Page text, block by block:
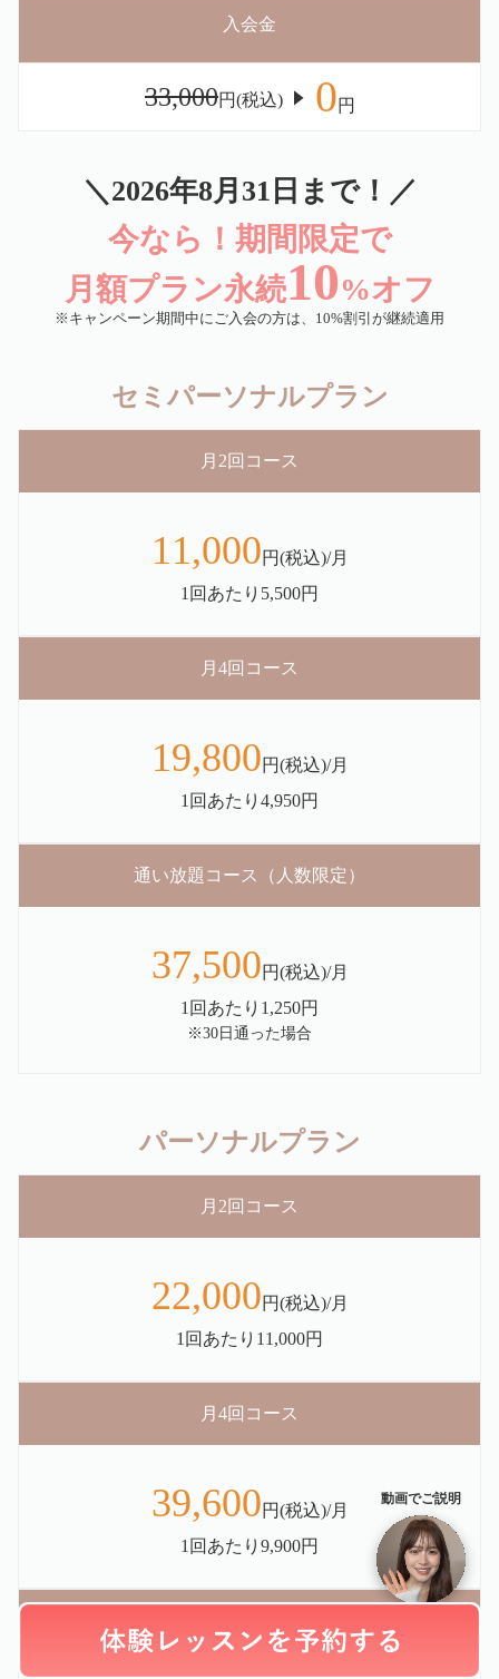
入会金
33,000円(税込) 0円
＼2026年8月31日まで！／
今なら！期間限定で
月額プラン永続10%オフ
※キャンペーン期間中にご入会の方は、10%割引が継続適用
セミパーソナルプラン
月2回コース
11,000円(税込)/月
1回あたり5,500円
月4回コース
19,800円(税込)/月
1回あたり4,950円
通い放題コース（人数限定）
37,500円(税込)/月
1回あたり1,250円
※30日通った場合
パーソナルプラン
月2回コース
22,000円(税込)/月
1回あたり11,000円
月4回コース
39,600円(税込)/月
1回あたり9,900円
動画でご説明